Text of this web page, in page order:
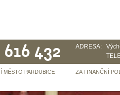
432 ADRESA:
MĚSTO PARDUBICE ZA FINANČNÍ